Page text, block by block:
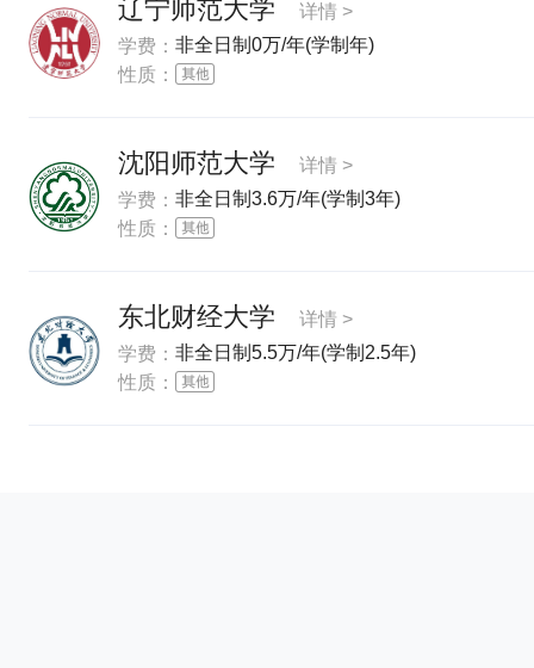
辽宁师范大学
详情 >
学费： 非全日制0万/年(学制年)
性质：
沈阳师范大学
详情 >
学费： 非全日制3.6万/年(学制3年)
性质：
东北财经大学
详情 >
学费： 非全日制5.5万/年(学制2.5年)
性质：